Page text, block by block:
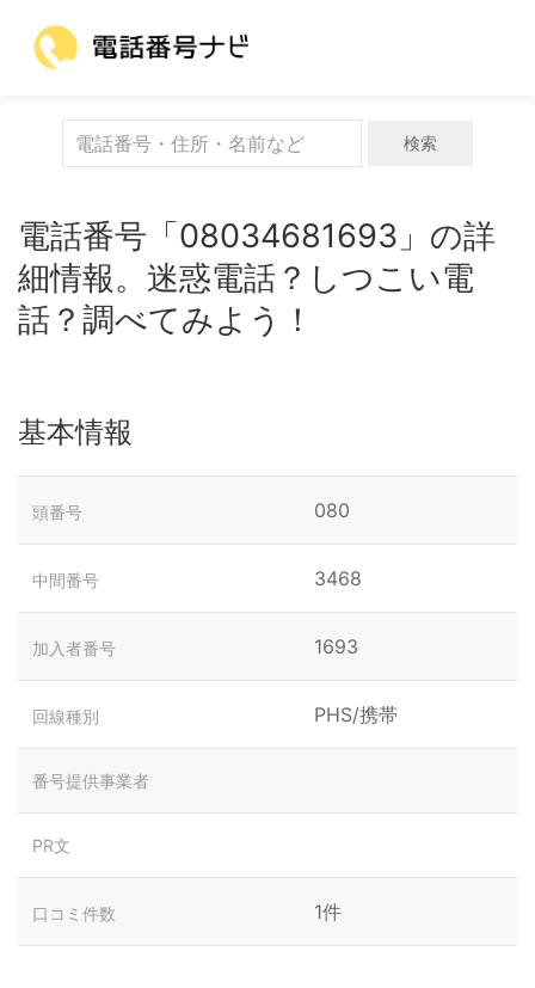
検索
電話番号「08034681693」の詳
細情報。迷惑電話？しつこい電
話？調べてみよう！
基本情報
頭番号 080
中間番号 3468
加入者番号 1693
回線種別 PHS/携帯
番号提供事業者
PR文
口コミ件数 1件